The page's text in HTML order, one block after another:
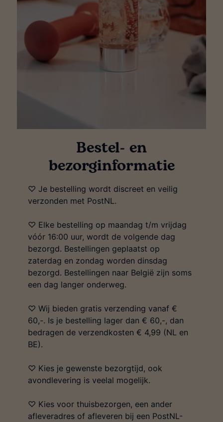
Bestel- en
bezorginformatie
♡ Je bestelling wordt discreet en veilig
verzonden met PostNL.
♡ Elke bestelling op maandag t/m vrijdag
vóór 16:00 uur, wordt de volgende dag
bezorgd. Bestellingen geplaatst op
zaterdag en zondag worden dinsdag
bezorgd. Bestellingen naar België zijn soms
een dag langer onderweg.
♡ Wij bieden gratis verzending vanaf €
60,-. Is je bestelling lager dan € 60,-, dan
bedragen de verzendkosten € 4,99 (NL en
BE).
♡ Kies je gewenste bezorgtijd, ook
avondlevering is veelal mogelijk.
♡ Kies voor thuisbezorgen, een ander
afleveradres of afleveren bij een PostNL-